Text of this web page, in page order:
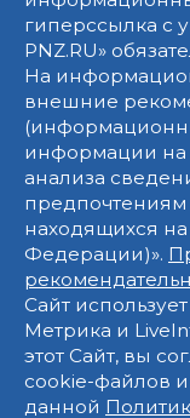
гиперссылка с
PNZ.RU»
На
внешние
информации на
анализа
предпочтениям
находящихся
Федерации)».
Сайт
Метрика и
этот Сайт, вы
cookie-файлов и
данной